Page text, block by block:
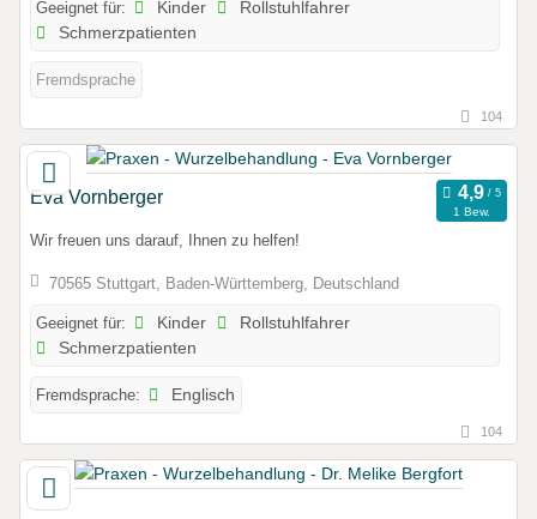
Geeignet für: Kinder
Rollstuhlfahrer
Schmerzpatienten
Fremdsprache
104
Eva Vornberger
1 Bew.
Wir freuen uns darauf, Ihnen zu helfen!
70565 Stuttgart, Baden-Württemberg, Deutschland
Geeignet für: Kinder
Rollstuhlfahrer
Schmerzpatienten
Fremdsprache: Englisch
104